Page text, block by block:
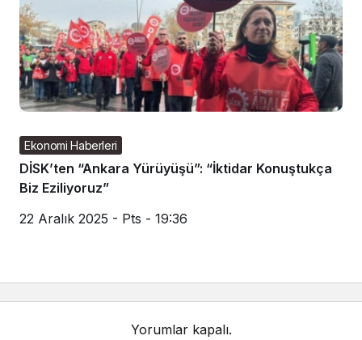
Ekonomi Haberleri
DİSK’ten “Ankara Yürüyüşü”: “İktidar Konuştukça
Biz Eziliyoruz”
22 Aralık 2025 - Pts - 19:36
Yorumlar kapalı.